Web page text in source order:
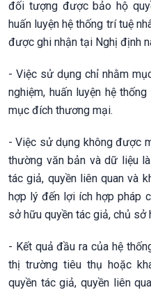
đối tượng được bảo hộ
huấn luyện hệ thống trí tuệ
được ghi nhận tại Nghị định
- Việc sử dụng chỉ nhằm
nghiệm, huấn luyện hệ
mục đích thương mại.
- Việc sử dụng không được
thường văn bản và dữ liệu
tác giả, quyền liên quan và
hợp lý đến lợi ích hợp pháp
sở hữu quyền tác giả, chủ sở
- Kết quả đầu ra của hệ
thị trường tiêu thụ hoặc
quyền tác giả, quyền liên